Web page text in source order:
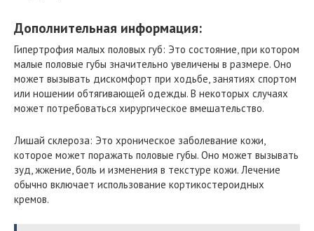
Дополнительная информация:
Гипертрофия малых половых губ: Это состояние, при котором
малые половые губы значительно увеличены в размере. Оно
может вызывать дискомфорт при ходьбе, занятиях спортом
или ношении обтягивающей одежды. В некоторых случаях
может потребоваться хирургическое вмешательство.
Лишай склероза: Это хроническое заболевание кожи,
которое может поражать половые губы. Оно может вызывать
зуд, жжение, боль и изменения в текстуре кожи. Лечение
обычно включает использование кортикостероидных
кремов.